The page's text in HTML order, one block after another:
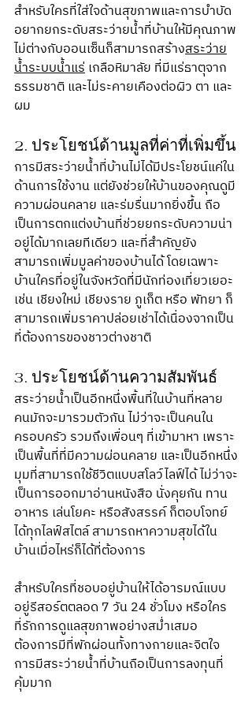
สำหรับใครที่ใส่ใจด้านสุขภาพและการบำบัด
อยากยกระดับสระว่ายน้ำที่บ้านให้มีคุณภาพ
ไม่ต่างกับออนเซ็นก็สามารถสร้างสระว่าย
น้ำระบบน้ำแร่ เกลือหิมาลัย ที่มีแร่ธาตุจาก
ธรรมชาติ และไม่ระคายเคืองต่อผิว ตา และ
ผม
2. ประโยชน์ด้านมูลที่ค่าที่เพิ่มขึ้น
การมีสระว่ายน้ำที่บ้านไม่ได้มีประโยชน์แค่ใน
ด้านการใช้งาน แต่ยังช่วยให้บ้านของคุณดูมี
ความผ่อนคลาย และร่มรื่นมากยิ่งขึ้น ถือ
เป็นการตกแต่งบ้านที่ช่วยยกระดับความน่า
อยู่ได้มากเลยทีเดียว และที่สำคัญยัง
สามารถเพิ่มมูลค่าของบ้านได้ โดยเฉพาะ
บ้านใครที่อยู่ในจังหวัดที่มีนักท่องเที่ยวเยอะ
เช่น เชียงใหม่ เชียงราย ภูเก็ต หรือ พัทยา ก็
สามารถเพิ่มราคาปล่อยเช่าได้เนื่องจากเป็น
ที่ต้องการของชาวต่างชาติ
3. ประโยชน์ด้านความสัมพันธ์
สระว่ายน้ำเป็นอีกหนึ่งพื้นที่ในบ้านที่หลาย
คนมักจะมารวมตัวกัน ไม่ว่าจะเป็นคนใน
ครอบครัว รวมถึงเพื่อนๆ ที่เข้ามาหา เพราะ
เป็นพื้นที่ที่มีความผ่อนคลาย และเป็นอีกหนึ่ง
มุมที่สามารถใช้ชีวิตแบบสโลว์ไลฟ์ได้ ไม่ว่าจะ
เป็นการออกมาอ่านหนังสือ นั่งคุยกัน ทาน
อาหาร เล่นโยคะ หรือสังสรรค์ ก็ตอบโจทย์
ได้ทุกไลฟ์สไตล์ สามารถหาความสุขได้ใน
บ้านเมื่อไหร่ก็ได้ที่ต้องการ
สำหรับใครที่ชอบอยู่บ้านให้ได้อารมณ์แบบ
อยู่รีสอร์ตตลอด 7 วัน 24 ชั่วโมง หรือใคร
ที่รักการดูแลสุขภาพอย่างสม่ำเสมอ
ต้องการมีที่พักผ่อนทั้งทางกายและจิตใจ
การมีสระว่ายน้ำที่บ้านถือเป็นการลงทุนที่
คุ้มมาก